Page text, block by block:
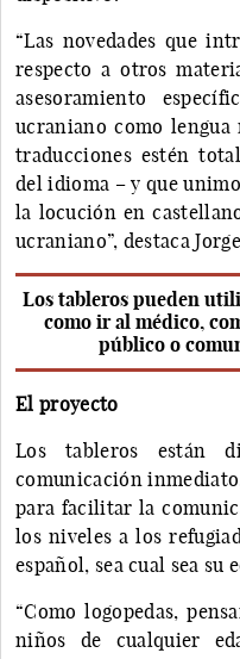
“Las novedades que
respecto a otros
asesoramiento
ucraniano como
traducciones estén
del idioma – y que
la locución en
ucraniano”, destaca
Los tableros pueden
como ir al médico,
público o
El proyecto
Los tableros están
comunicación
para facilitar la
los niveles a los
español, sea cual sea su
“Como logopedas,
niños de cualquier